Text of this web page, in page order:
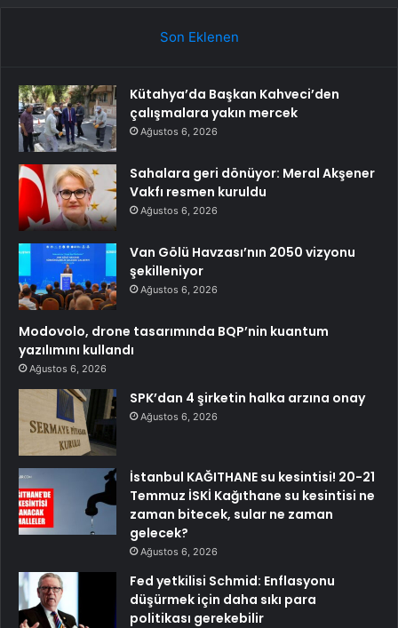
Son Eklenen
Kütahya’da Başkan Kahveci’den
çalışmalara yakın mercek
Ağustos 6, 2026
Sahalara geri dönüyor: Meral Akşener
Vakfı resmen kuruldu
Ağustos 6, 2026
Van Gölü Havzası’nın 2050 vizyonu
şekilleniyor
Ağustos 6, 2026
Modovolo, drone tasarımında BQP’nin kuantum
yazılımını kullandı
Ağustos 6, 2026
SPK’dan 4 şirketin halka arzına onay
Ağustos 6, 2026
İstanbul KAĞITHANE su kesintisi! 20-21
Temmuz İSKİ Kağıthane su kesintisi ne
zaman bitecek, sular ne zaman
gelecek?
Ağustos 6, 2026
Fed yetkilisi Schmid: Enflasyonu
düşürmek için daha sıkı para
politikası gerekebilir